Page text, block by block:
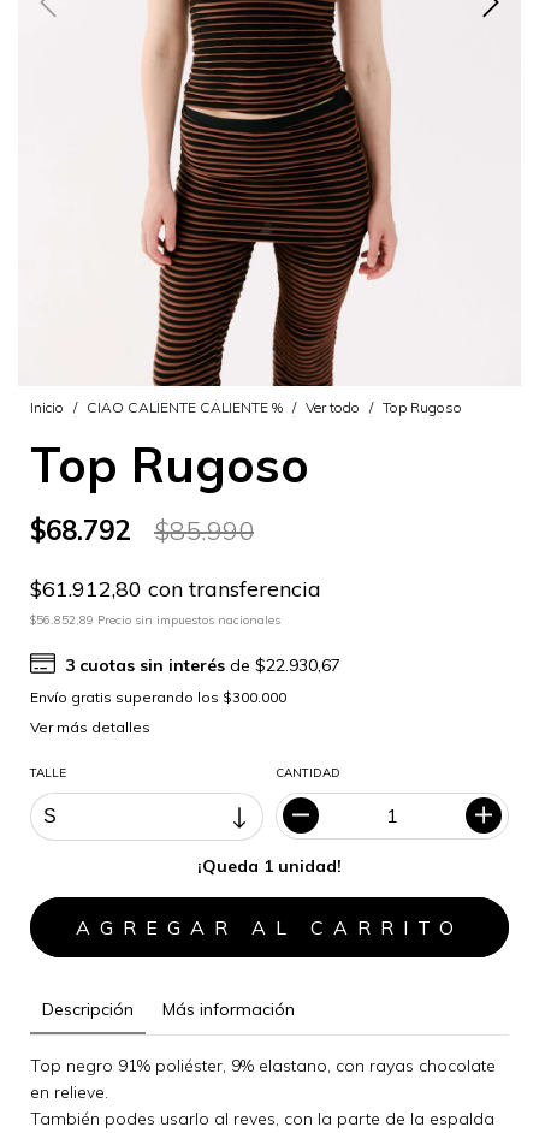
Inicio / CIAO CALIENTE CALIENTE % / Ver todo / Top Rugoso
Top Rugoso
$68.792 $85.990
$61.912,80 con transferencia
$56.852,89 Precio sin impuestos nacionales
3cuotas sin interésde $22.930,67
Ver más detalles
TALLE CANTIDAD
¡Queda 1 unidad!
Descripción Más información
Top negro 91% poliéster, 9% elastano, con rayas chocolate
en relieve.
También podes usarlo al reves, con la parte de la espalda